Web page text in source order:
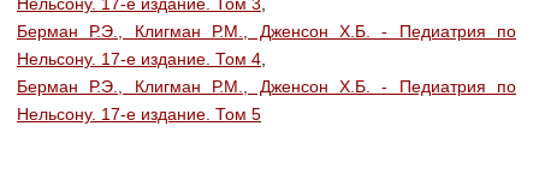
Берман Р.Э., Клигман Р.М., Дженсон Х.Б. - Педиатрия по
Нельсону. 17-е издание. Том 4,
Берман Р.Э., Клигман Р.М., Дженсон Х.Б. - Педиатрия по
Нельсону. 17-е издание. Том 5